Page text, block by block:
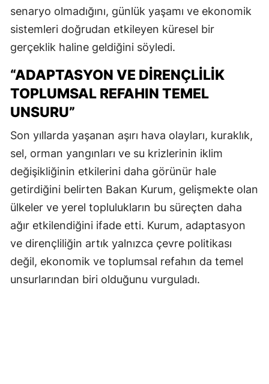
senaryo olmadığını, günlük yaşamı ve ekonomik
sistemleri doğrudan etkileyen küresel bir
gerçeklik haline geldiğini söyledi.
“ADAPTASYON VE DIRENÇLILIK
TOPLUMSAL REFAHIN TEMEL
UNSURU”
Son yıllarda yaşanan aşırı hava olayları, kuraklık,
sel, orman yangınları ve su krizlerinin iklim
değişikliğinin etkilerini daha görünür hale
getirdiğini belirten Bakan Kurum, gelişmekte olan
ülkeler ve yerel toplulukların bu süreçten daha
ağır etkilendiğini ifade etti. Kurum, adaptasyon
ve dirençliliğin artık yalnızca çevre politikası
değil, ekonomik ve toplumsal refahın da temel
unsurlarından biri olduğunu vurguladı.